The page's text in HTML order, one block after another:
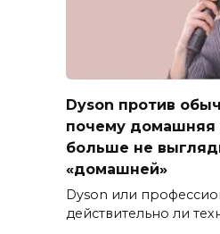
Dyson против
почему домашняя
больше не
«домашней»
Dyson или
действительно ли